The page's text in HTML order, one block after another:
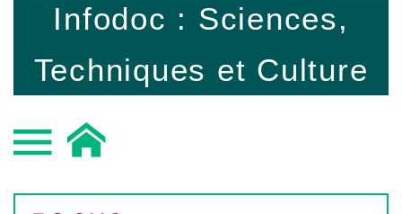
Infodoc : Sciences,
Techniques et Culture